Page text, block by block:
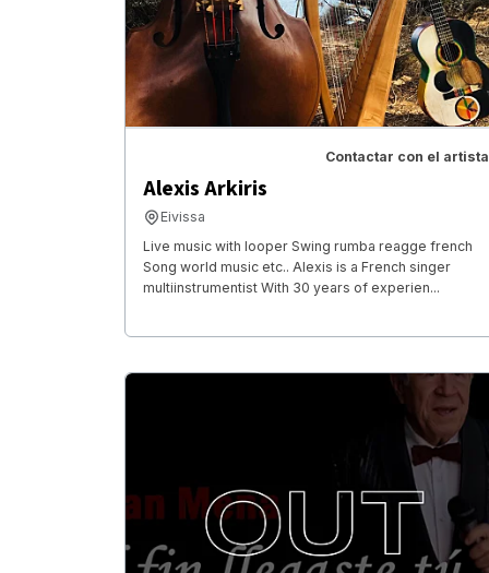
Contactar con el artista
Alexis Arkiris
Eivissa
Live music with looper Swing rumba reagge french
Song world music etc.. Alexis is a French singer
multiinstrumentist With 30 years of experien...